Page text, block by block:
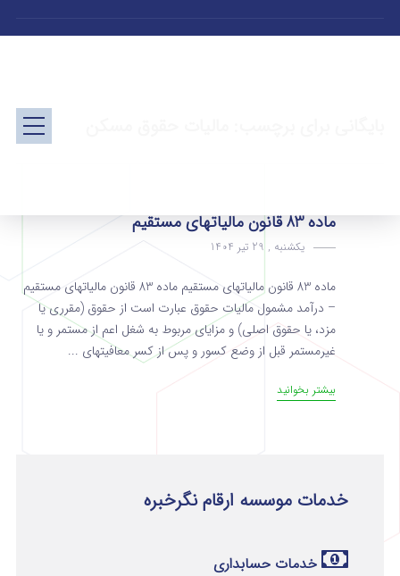
ماده 83 قانون مالیاتهای مستقیم
یکشنبه , 29 تیر 1404
ماده 83 قانون مالیاتهای مستقیم ماده 83 قانون مالیاتهای مستقیم
– درآمد مشمول مالیات حقوق عبارت است از حقوق (‌مقرری یا
مزد، یا حقوق اصلی) و مزایای مربوط به شغل اعم از مستمر و یا
غیرمستمر قبل از وضع کسور و پس از کسر معافیت­های ...
بیشتر بخوانید
خدمات موسسه ارقام نگرخبره
خدمات حسابداری